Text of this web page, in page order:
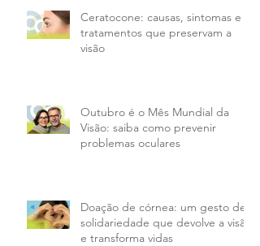
Ceratocone: causas, sintomas e
tratamentos que preservam a
visão
Outubro é o Mês Mundial da
Visão: saiba como prevenir
problemas oculares
Doação de córnea: um gesto de
solidariedade que devolve a visão
e transforma vidas